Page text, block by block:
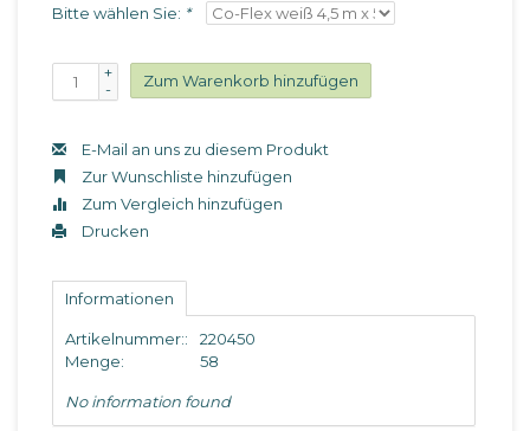
Bitte wählen Sie: *
+
-
Zum Warenkorb hinzufügen
E-Mail an uns zu diesem Produkt
Zur Wunschliste hinzufügen
Zum Vergleich hinzufügen
Drucken
Informationen
Artikelnummer::
220450
Menge:
58
No information found